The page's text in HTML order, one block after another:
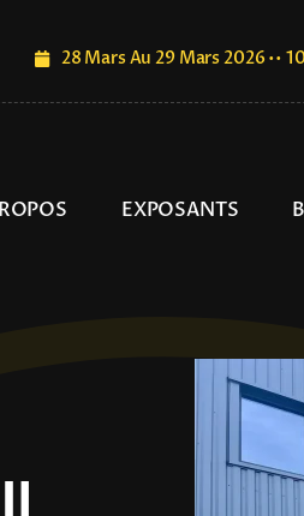
28 Mars Au 29 Mars 2026 ••
EXPOSANTS